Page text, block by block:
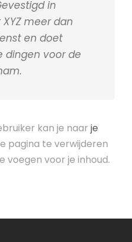
in
meer dan
en doet
dingen voor de
kan je naar je
pagina te verwijderen
voegen voor je inhoud.